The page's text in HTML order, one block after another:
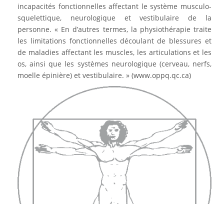
incapacités fonctionnelles affectant le système musculo-
squelettique, neurologique et vestibulaire de la
personne. « En d’autres termes, la physiothérapie traite
les limitations fonctionnelles découlant de blessures et
de maladies affectant les muscles, les articulations et les
os, ainsi que les systèmes neurologique (cerveau, nerfs,
moelle épinière) et vestibulaire. » (www.oppq.qc.ca)